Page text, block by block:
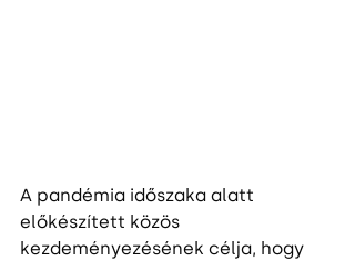
A pandémia időszaka alatt
előkészített közös
kezdeményezésének célja, hogy